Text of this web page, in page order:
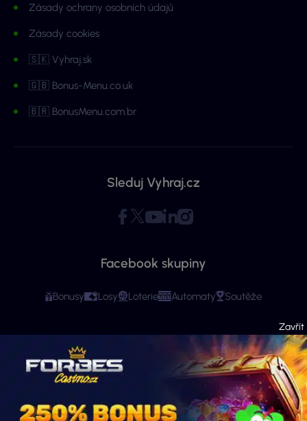
Zásady ochrany osobních údajů
Zásady cookies
🇸🇰 Vyhraj.sk
🇬🇧 Bonus-Menu.co.uk
🇧🇷 BonusMenu.com.br
Sleduj Vyhraj.cz
Facebook skupiny
Bonusy Losy Loterie Automaty Soutěže
Copyright © 2026 - Všechna práva vyhrazena. Vyhraj.cz | Ministerstvo financí
varuje: Účastí na hazardní hře může vzniknout závislost! Stránky mají čistě
informační charakter. Veškeré informace se týkají osob starších 18 let.
Provozovatelem webu je ExeMedia s.r.o. se sídlem Kurzova 2222/16, Stodůlky,
155 00 Praha 5 (IČO: 13992228, DIČ: CZ13992228) · Kontakt:info@vyhraj.cz